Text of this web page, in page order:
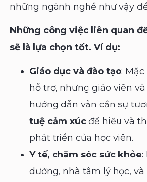
những ngành nghề như vậy
Những công việc liên quan
sẽ là lựa chọn tốt. Ví dụ:
Giáo dục và đào tạo:
hỗ trợ, nhưng giáo viên
hướng dẫn vẫn cần sự
tuệ cảm xúc để hiểu và
phát triển của học viên.
Y tế, chăm sóc sức khỏe:
dưỡng, nhà tâm lý học, và